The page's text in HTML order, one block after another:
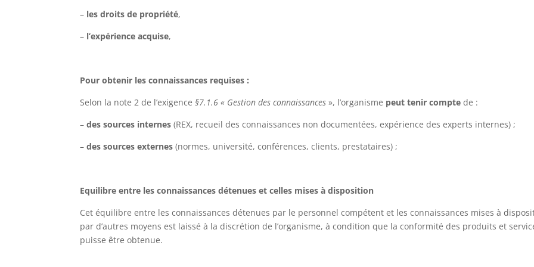
– les droits de propriété,
– l’expérience acquise,
Pour obtenir les connaissances requises :
Selon la note 2 de l’exigence§7.1.6 « Gestion des connaissances », l’organisme peut tenir comptede :
–des sources internes (REX, recueil des connaissances non documentées, expérience des experts internes) ;
–des sources externes (normes, université, conférences, clients, prestataires) ;
Equilibre entre les connaissances détenues et celles mises à disposition
Cet équilibre entre les connaissances détenues par le personnel compétent et les connaissances mises à
par d’autres moyens est laissé à la discrétion de l’organisme, à condition que la conformité des produits et
puisse être obtenue.